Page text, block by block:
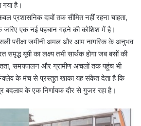
है।
प्रशासनिक दावों तक सीमित नहीं रहना चाहता,
जरिए एक नई पहचान गढ़ने की कोशिश में है।
परीक्षा जमीनी अमल और आम नागरिक के अनुभव
समृद्ध यूपी का लक्ष्य तभी सार्थक होगा जब बसों की
समयपालन और ग्रामीण अंचलों तक पहुंच भी
के मंच से प्रस्तुत खाका यह संकेत देता है कि
बदलाव के एक निर्णायक दौर से गुजर रहा है।